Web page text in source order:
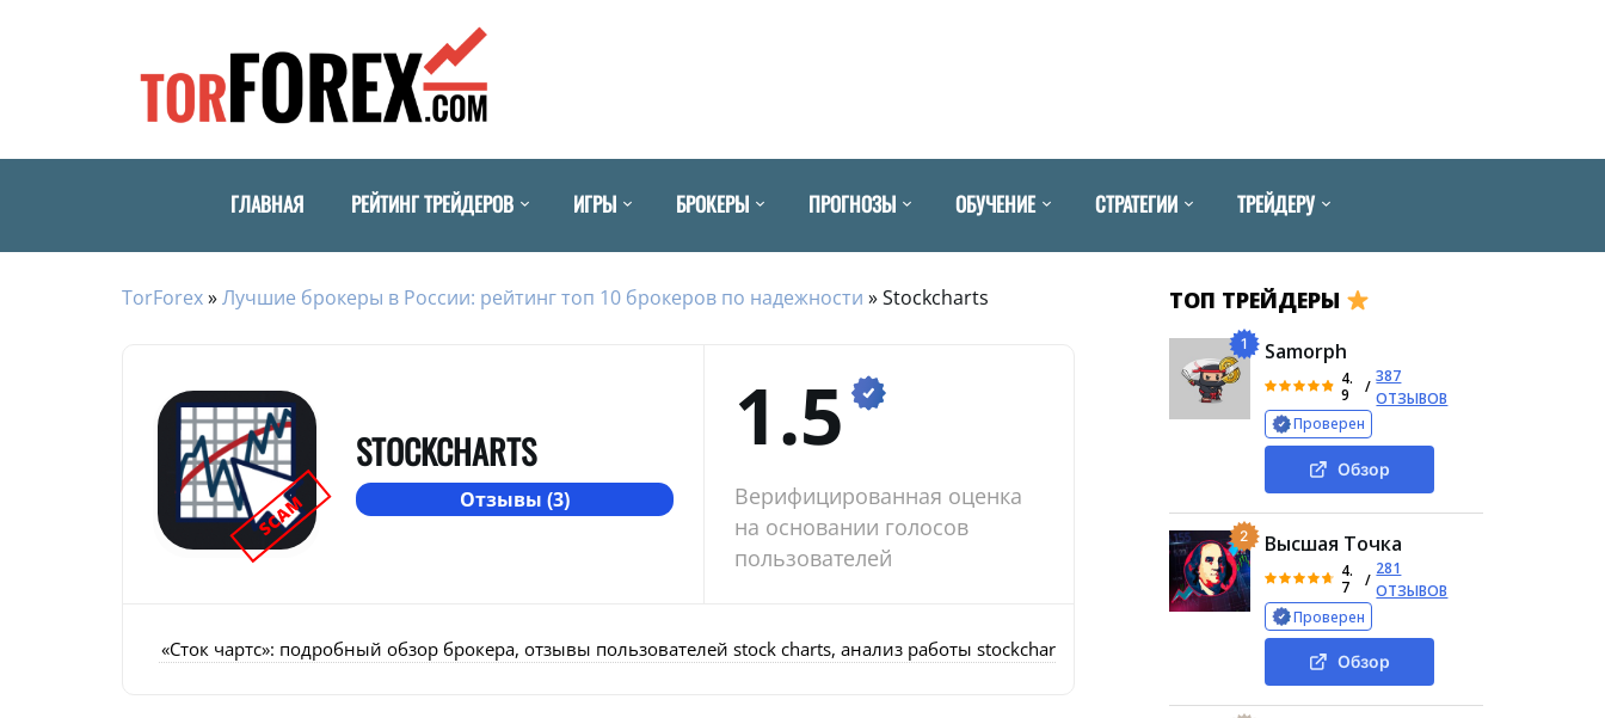
ГЛАВНАЯ РЕЙТИНГ ТРЕЙДЕРОВ ИГРЫ БРОКЕРЫ ПРОГНОЗЫ ОБУЧЕНИЕ СТРАТЕГИИ ТРЕЙДЕРУ
TorForex»Лучшие брокеры в России: рейтинг топ 10 брокеров по надежности »Stockcharts
SCAM
STOCKCHARTS
Отзывы (3)
1.5
Верифицированная оценка
на основании голосов
пользователей
«Сток чартс»: подробный обзор брокера, отзывы пользователей stock charts, анализ работы stockchart ru Деятельность Stockcharts Торговые условия Stock
ТОП ТРЕЙДЕРЫ
1 Samorph
4.
9
/
387
ОТЗЫВОВ
Проверен
Обзор
2 Высшая Точка
4.
7
/
281
ОТЗЫВОВ
Проверен
Обзор